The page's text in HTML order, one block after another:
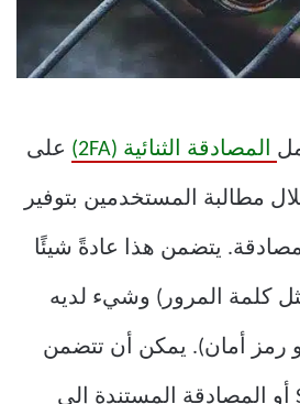
المصادقة الثنائية (2FA) على
مطالبة المستخدمين بتوفير
يتضمن هذا عادةً شيئًا
كلمة المرور) وشيء لديه
رمز أمان). يمكن أن تتضمن
طرق 2FA رموز SMS أو المصادقة المستندة إلى